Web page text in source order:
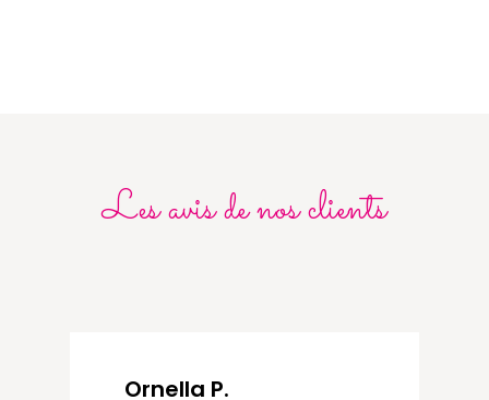
Les avis de nos clients
Ornella P.